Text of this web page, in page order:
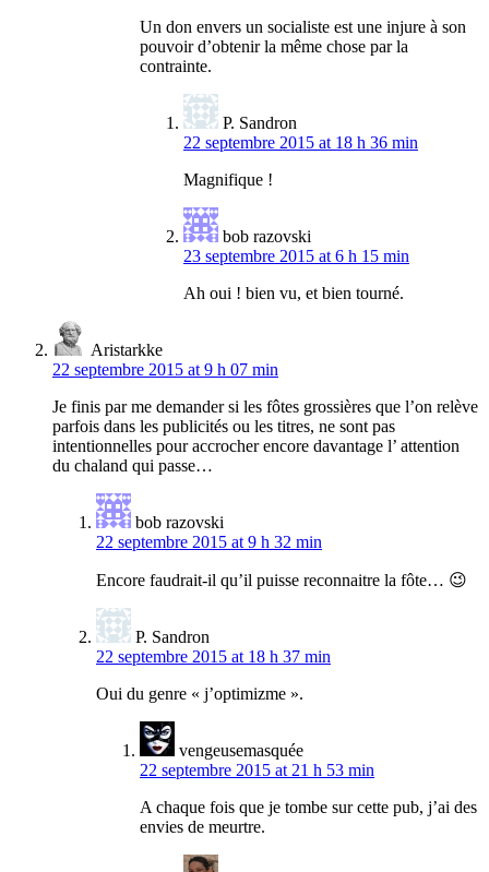
Un don envers un socialiste est une injure à son
pouvoir d’obtenir la même chose par la
contrainte.
P. Sandron
22 septembre 2015 at 18 h 36 min
Magnifique !
bob razovski
23 septembre 2015 at 6 h 15 min
Ah oui ! bien vu, et bien tourné.
Aristarkke
22 septembre 2015 at 9 h 07 min
Je finis par me demander si les fôtes grossières que l’on relève
parfois dans les publicités ou les titres, ne sont pas
intentionnelles pour accrocher encore davantage l’ attention
du chaland qui passe…
bob razovski
22 septembre 2015 at 9 h 32 min
Encore faudrait-il qu’il puisse reconnaitre la fôte… 😉
P. Sandron
22 septembre 2015 at 18 h 37 min
Oui du genre « j’optimizme ».
vengeusemasquée
22 septembre 2015 at 21 h 53 min
A chaque fois que je tombe sur cette pub, j’ai des
envies de meurtre.